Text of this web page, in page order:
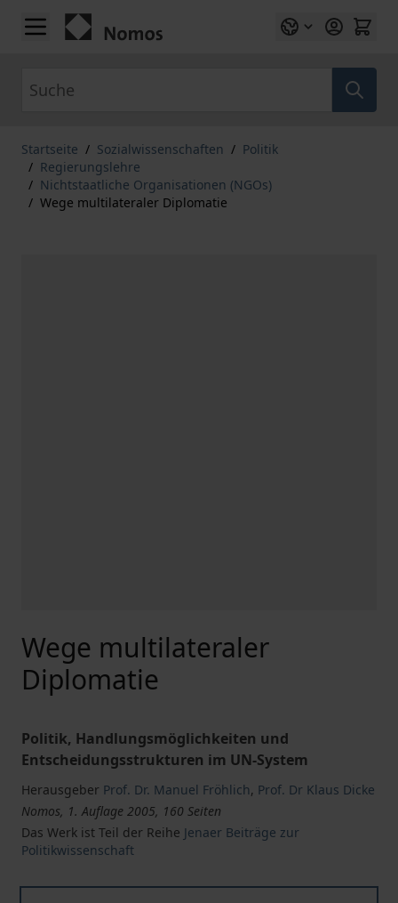
Zum Inhalt springen
Startseite / Sozialwissenschaften / Politik
/ Regierungslehre
/ Nichtstaatliche Organisationen (NGOs)
/ Wege multilateraler Diplomatie
Wege multilateraler
Diplomatie
Politik, Handlungsmöglichkeiten und
Entscheidungsstrukturen im UN-System
Herausgeber Prof. Dr. Manuel Fröhlich, Prof. Dr Klaus Dicke
Nomos, 1. Auflage 2005, 160 Seiten
Das Werk ist Teil der Reihe Jenaer Beiträge zur
Politikwissenschaft